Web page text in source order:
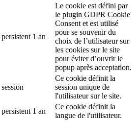
persistent 1 an
Le cookie est défini par
le plugin GDPR Cookie
Consent et est utilisé
pour se souvenir du
choix de l’utilisateur sur
les cookies sur le site
pour éviter d’ouvrir le
popup après acceptation.
session
Ce cookie définit la
session unique de
l'utilisateur sur le site.
persistent 1 an
Ce cookie définit la
langue de l'utilisateur.